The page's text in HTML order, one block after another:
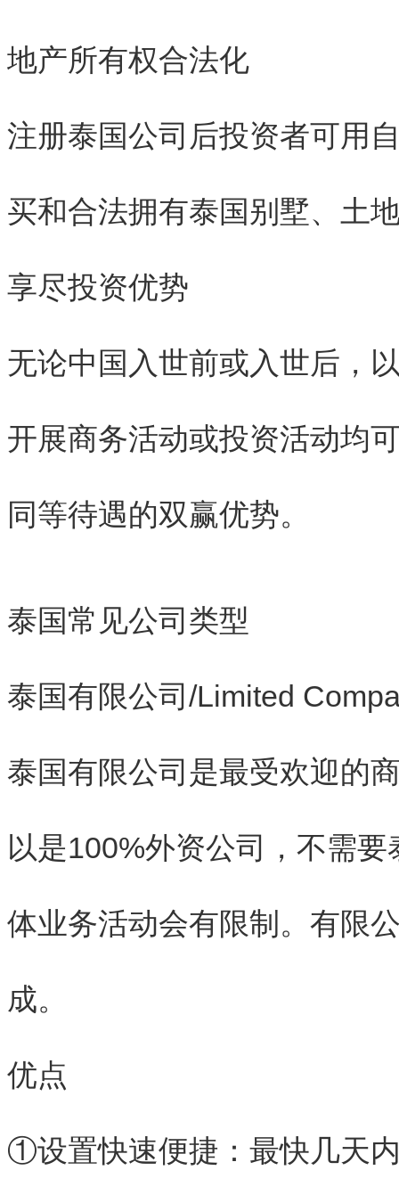
地产所有权合法化
注册泰国公司后投资者可用
买和合法拥有泰国别墅、土
享尽投资优势
无论中国入世前或入世后，
开展商务活动或投资活动均
同等待遇的双赢优势。
泰国常见公司类型
泰国有限公司/Limited
泰国有限公司是最受欢迎的
以是100%外资公司，不需
体业务活动会有限制。有限
成。
优点
①设置快速便捷：最快几天